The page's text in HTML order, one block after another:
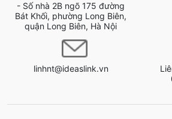
- Số nhà 2B ngõ 175 đường
Bát Khối, phường Long Biên,
quận Long Biên, Hà Nội
linhnt@ideaslink.vn